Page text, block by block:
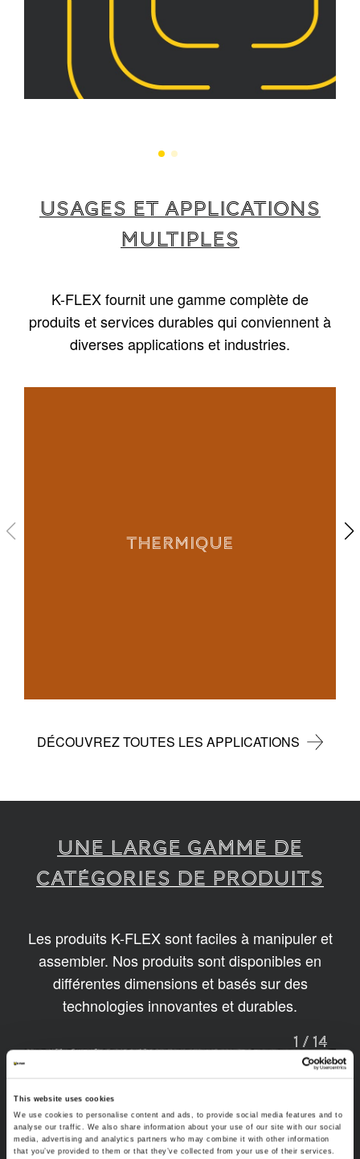
This website uses cookies
We use cookies to personalise content and ads, to provide social media features and to
analyse our traffic. We also share information about your use of our site with our social
media, advertising and analytics partners who may combine it with other information
that you’ve provided to them or that they’ve collected from your use of their services.
USAGES ET APPLICATIONS
MULTIPLES
K-FLEX fournit une gamme complète de
produits et services durables qui conviennent à
diverses applications et industries.
THERMIQUE
DÉCOUVREZ TOUTES LES APPLICATIONS
UNE LARGE GAMME DE
CATÉGORIES DE PRODUITS
Les produits K-FLEX sont faciles à manipuler et
assembler. Nos produits sont disponibles en
différentes dimensions et basés sur des
technologies innovantes et durables.
1 / 14